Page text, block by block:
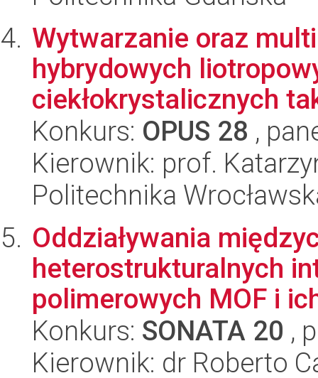
Wytwarzanie oraz
hybrydowych
ciekłokrystalicznych
Konkurs: OPUS 28 ,
Kierownik: prof.
Politechnika
Oddziaływania
heterostrukturalnych
polimerowych MOF i
Konkurs: SONATA 20 ,
Kierownik: dr Roberto